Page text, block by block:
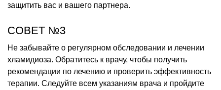
защитить вас и вашего партнера.
СОВЕТ №3
Не забывайте о регулярном обследовании и лечении
хламидиоза. Обратитесь к врачу, чтобы получить
рекомендации по лечению и проверить эффективность
терапии. Следуйте всем указаниям врача и пройдите